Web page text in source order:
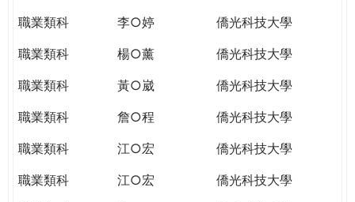
職業類科
李○婷
僑光科技大學
職業類科
楊○薰
僑光科技大學
職業類科
黃○崴
僑光科技大學
職業類科
詹○程
僑光科技大學
職業類科
江○宏
僑光科技大學
職業類科
江○宏
僑光科技大學